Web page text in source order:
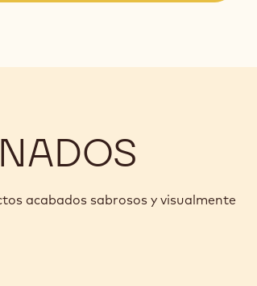
acabados sabrosos y visualmente